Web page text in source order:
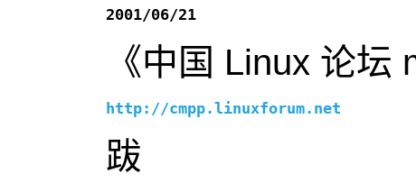
2001/06/21
《中国 Linux 论
http://cmpp.linuxforum.net
跋